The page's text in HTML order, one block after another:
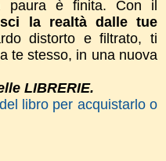
paura è finita. ​Con il
la realtà dalle tue
distorto e filtrato, ti
te stesso, in una nuova
LIBRERIE.
libro per acquistarlo o